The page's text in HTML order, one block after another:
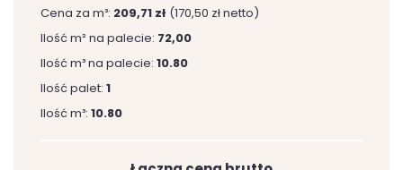
Cena za m³: 209,71 zł (170,50 zł netto)
Ilość m² na palecie: 72,00
Ilość m³ na palecie: 10.80
Ilość palet: 1
Ilość m³: 10.80